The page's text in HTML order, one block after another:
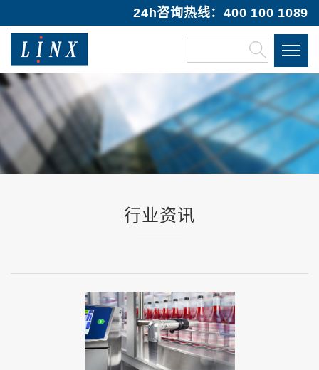
24h咨询热线：400 100 1089
行业资讯